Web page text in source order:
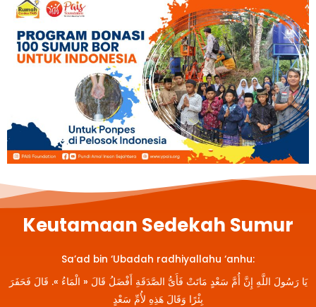
Keutamaan Sedekah Sumur
Sa’ad bin ‘Ubadah radhiyallahu ‘anhu:
يَا رَسُولَ اللَّهِ إِنَّ أُمَّ سَعْدٍ مَاتَتْ فَأَىُّ الصَّدَقَةِ أَفْضَلُ قَالَ « الْمَاءُ ». قَالَ فَحَفَرَ
بِئْرًا وَقَالَ هَذِهِ لأُمِّ سَعْدٍ